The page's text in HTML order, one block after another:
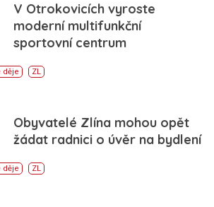
V Otrokovicích vyroste
moderní multifunkční
sportovní centrum
děje ZL
Obyvatelé Zlína mohou opět
žádat radnici o úvěr na bydlení
děje ZL